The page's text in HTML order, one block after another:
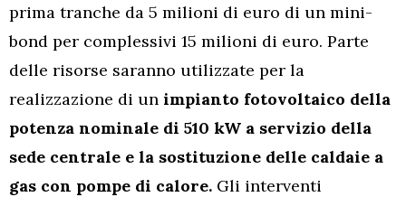
prima tranche da 5 milioni di euro di un mini-
bond per complessivi 15 milioni di euro. Parte
delle risorse saranno utilizzate per la
realizzazione di un impianto fotovoltaico della
potenza nominale di 510 kW a servizio della
sede centrale e la sostituzione delle caldaie a
gas con pompe di calore. Gli interventi